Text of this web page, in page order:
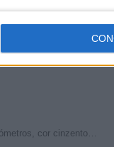
Diesel…
cor cinzento…